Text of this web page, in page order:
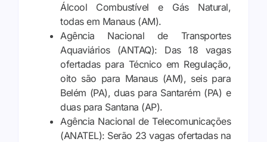
Álcool Combustível e Gás Natural,
todas em Manaus (AM).
Agência Nacional de Transportes
Aquaviários (ANTAQ): Das 18 vagas
ofertadas para Técnico em Regulação,
oito são para Manaus (AM), seis para
Belém (PA), duas para Santarém (PA) e
duas para Santana (AP).
Agência Nacional de Telecomunicações
(ANATEL): Serão 23 vagas ofertadas na